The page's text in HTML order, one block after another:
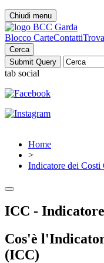
Chiudi menu
Blocco CarteContatti
Cerca
tab social
Home
>
Indicatore dei
ICC -
Cos'è
(ICC)